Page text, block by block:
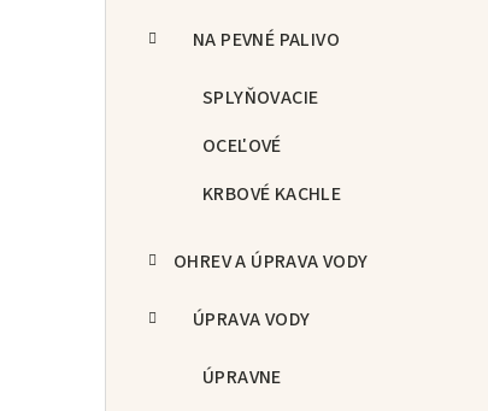
NA PEVNÉ PALIVO
SPLYŇOVACIE
OCEĽOVÉ
KRBOVÉ KACHLE
OHREV A ÚPRAVA VODY
ÚPRAVA VODY
ÚPRAVNE